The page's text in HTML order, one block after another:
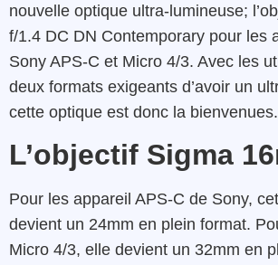
nouvelle optique ultra-lumineuse;
f/1.4 DC DN Contemporary pour les
Sony APS-C et Micro 4/3. Avec les
deux formats exigeants d’avoir un
cette optique est donc la bienvenues.
L’objectif Sigma
Pour les appareil APS-C de Sony,
devient un 24mm en plein format.
Micro 4/3, elle devient un 32mm en